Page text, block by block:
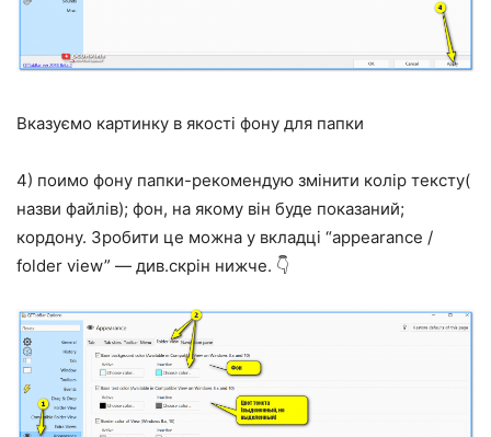
Вказуємо картинку в якості фону для папки
4) поимо фону папки-рекомендую змінити колір тексту(
назви файлів); фон, на якому він буде показаний;
кордону. Зробити це можна у вкладці “appearance /
folder view” — див.скрін нижче. 👇